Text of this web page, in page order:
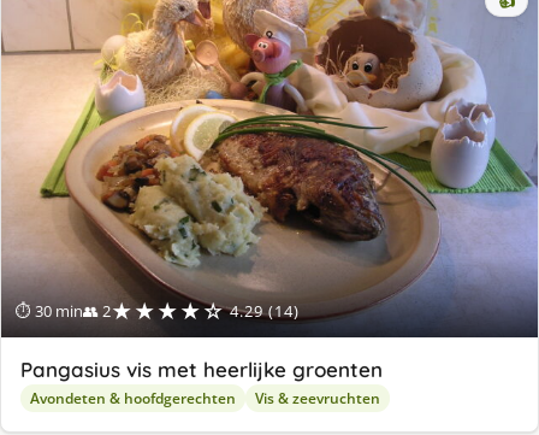
⏱ 30 min👥 2★★★★☆ 4.29 (14)
Pangasius vis met heerlijke groenten
Avondeten & hoofdgerechten Vis & zeevruchten